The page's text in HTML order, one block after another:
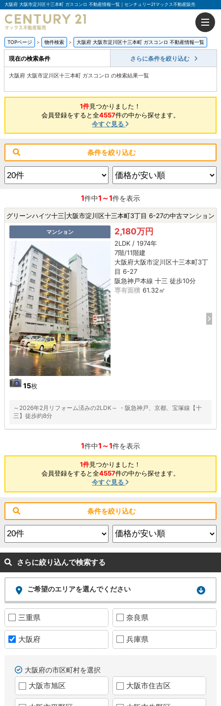
大阪府 大阪市淀川区十三本町 ガスコンロ 不動産情報一覧｜センチュリー21マックス不動産販売
TOPページ 物件検索 大阪府 大阪市淀川区十三本町 ガスコンロ 不動産情報一覧
現在の検索条件 さらに条件を絞り込む
大阪府 大阪市淀川区十三本町 ガスコンロ の検索結果一覧
1件見つかりました！
会員登録をすると全4557件の中から探せます。
今すぐ見る
条件を絞り込む
1件中1～1件を表示
グリーンハイツ十三|大阪市淀川区十三本町3丁目 6-27の中古マンション
マンション
15枚
2,180万円
2LDK / 1974年
7階/11階建
大阪府大阪市淀川区十三本町3丁
目 6-27
阪急神戸本線 十三 徒歩10分
専有面積 61.32㎡
～2026年2月リフォーム済みの2LDK～ ・阪急神戸、京都、宝塚線【十
三】徒歩約8分
1件中1～1件を表示
1件見つかりました！
会員登録をすると全4557件の中から探せます。
今すぐ見る
条件を絞り込む
さらに絞り込んで検索する
ご希望のエリアを選んでください
三重県 奈良県
大阪府 兵庫県
大阪府の市区町村を選択
大阪市旭区 大阪市住吉区